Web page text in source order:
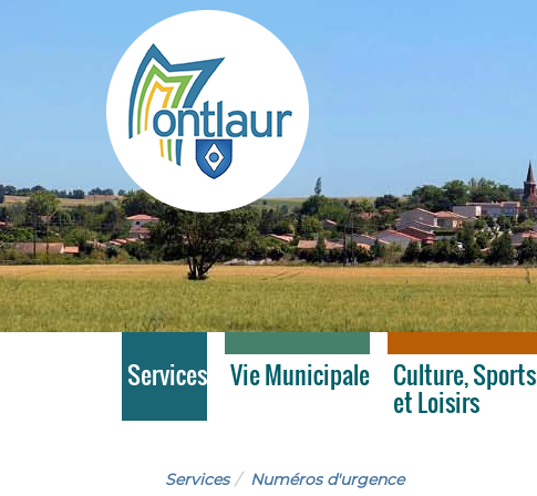
Services Vie Municipale Culture, Sports
et Loisirs
Services Numéros d'urgence